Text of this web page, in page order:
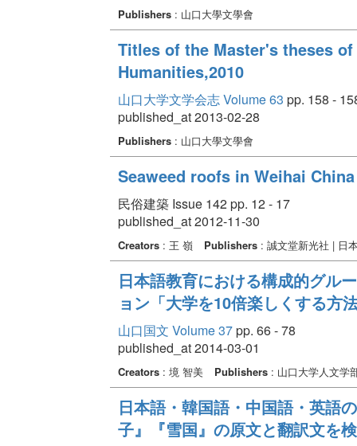
Publishers: 山口大學文學會
Titles of the Master's theses
Humanities,2010
山口大学文学会志 Volume 63 pp. 158 -
published_at 2013-02-28
Publishers: 山口大學文學會
Seaweed roofs in Weihai China
民俗建築 Issue 142 pp. 12 - 17
published_at 2012-11-30
Creators: 王 嶺 Publishers: 誠文堂新光社 | 日
日本語教育における構成的グル
ョン「大学を10倍楽しくする方
山口国文 Volume 37pp. 66 - 78
published_at 2014-03-01
Creators: 境 智美 Publishers: 山口大学人文学
日本語・韓国語・中国語・英語
子』『雪国』の原文と翻訳文を